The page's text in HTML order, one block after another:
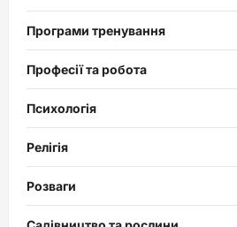
Програми тренування
Професії та робота
Психологія
Релігія
Розваги